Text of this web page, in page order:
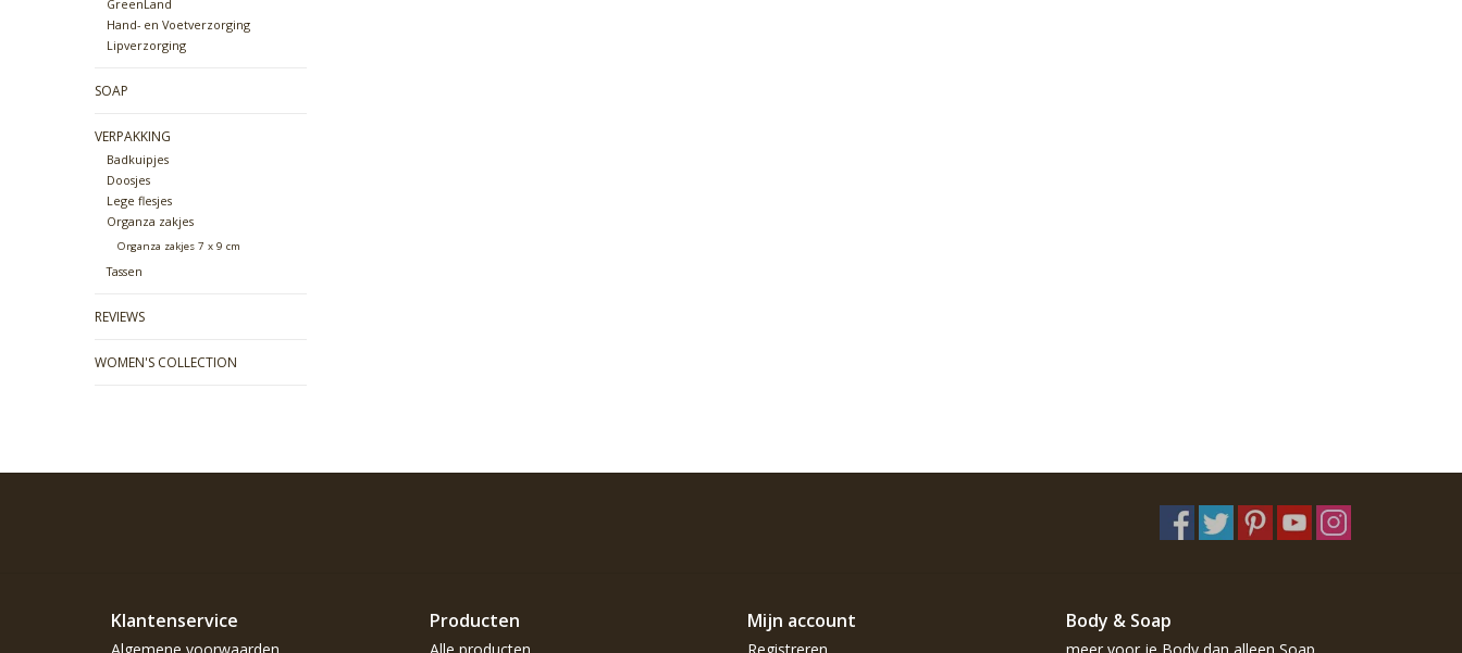
GreenLand
Hand- en Voetverzorging
Lipverzorging
SOAP
VERPAKKING
Badkuipjes
Doosjes
Lege flesjes
Organza zakjes
Organza zakjes 7 x 9 cm
Tassen
REVIEWS
WOMEN'S COLLECTION
Klantenservice Producten Mijn account Body & Soap